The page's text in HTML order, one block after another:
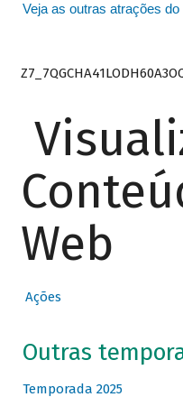
Veja as outras atrações
Web
Ações
Outras
Temporada 2025